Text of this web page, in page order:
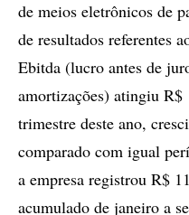
de meios eletrônicos de
de resultados referentes
Ebitda (lucro antes de
amortizações) atingiu
trimestre deste ano,
comparado com igual
a empresa registrou R$
acumulado de janeiro a